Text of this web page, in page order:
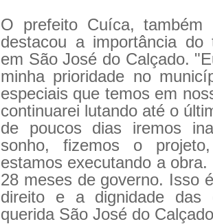
O prefeito Cuíca,
destacou a importância do
em São José do Calçado.
minha prioridade no
especiais que temos em
continuarei lutando até o
de poucos dias iremos
sonho, fizemos o
estamos executando a
28 meses de governo. Isso
direito e a dignidade das
querida São José do